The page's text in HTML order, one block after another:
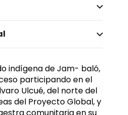
indígena de Jam- baló,
participando en el
Ulcué, del norte del
del Proyecto Global, y
comunitaria en su